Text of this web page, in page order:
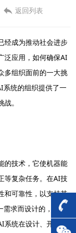
返回列表
成为推动社会进步
泛应用，如何确保AI
多组织面前的一大挑
系统的组织提供了一
。
技术，它使机器能
等复杂任务。在AI技
和可靠性，以支持其
求而设计的，它为
统在设计、开发、